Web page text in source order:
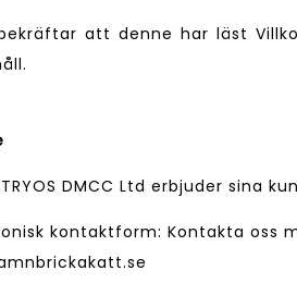
att denne har läst
DMCC Ltd erbjuder sina
kontaktform: Kontakta oss